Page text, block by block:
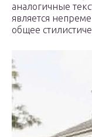
аналогичные
является
общее